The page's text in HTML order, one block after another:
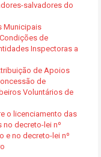
salvadores do
Municipais
de
Inspectoras a
de Apoios
de
Voluntários de
o licenciamento das
decreto-lei nº
e no decreto-lei nº